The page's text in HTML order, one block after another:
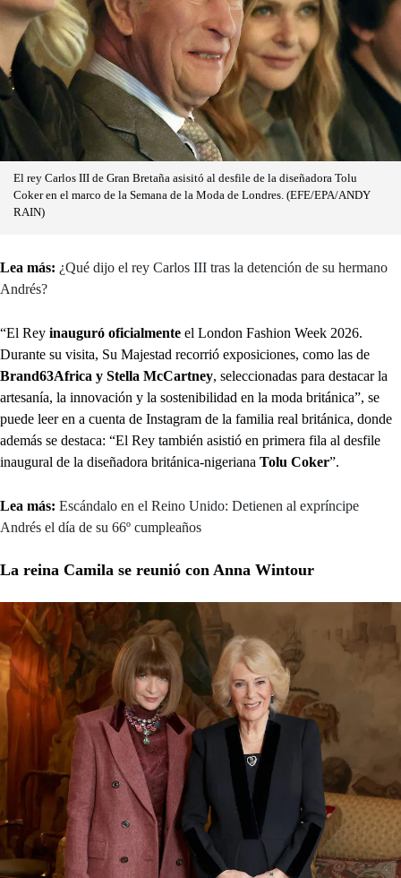
El rey Carlos III de Gran Bretaña asisitó al desfile de la diseñadora Tolu
Coker en el marco de la Semana de la Moda de Londres. (EFE/EPA/ANDY
RAIN)
Lea más: ¿Qué dijo el rey Carlos III tras la detención de su hermano
Andrés?
“El Rey inauguró oficialmente el London Fashion Week 2026.
Durante su visita, Su Majestad recorrió exposiciones, como las de
Brand63Africa y Stella McCartney, seleccionadas para destacar la
artesanía, la innovación y la sostenibilidad en la moda británica”, se
puede leer en a cuenta de Instagram de la familia real británica, donde
además se destaca: “El Rey también asistió en primera fila al desfile
inaugural de la diseñadora británica-nigeriana Tolu Coker”.
Lea más: Escándalo en el Reino Unido: Detienen al expríncipe
Andrés el día de su 66º cumpleaños
La reina Camila se reunió con Anna Wintour